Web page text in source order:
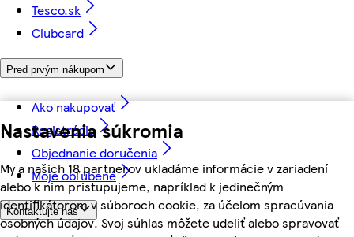
Nastavenia súkromia
My a našich 18 partnerov ukladáme informácie v zariadení
alebo k nim pristupujeme, napríklad k jedinečným
identifikátorom v súboroch cookie, za účelom spracúvania
osobných údajov. Svoj súhlas môžete udeliť alebo spravovať
Tesco.sk
Clubcard
Pred prvým nákupom
Ako nakupovať
Registrácia
Objednanie doručenia
Moje obľúbené
Kontaktujte nás